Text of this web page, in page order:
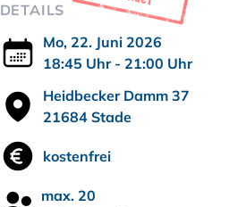
DETAILS
Mo, 22. Juni 2026
18:45 Uhr - 21:00 Uhr
Heidbecker Damm 37
21684 Stade
kostenfrei
max. 20